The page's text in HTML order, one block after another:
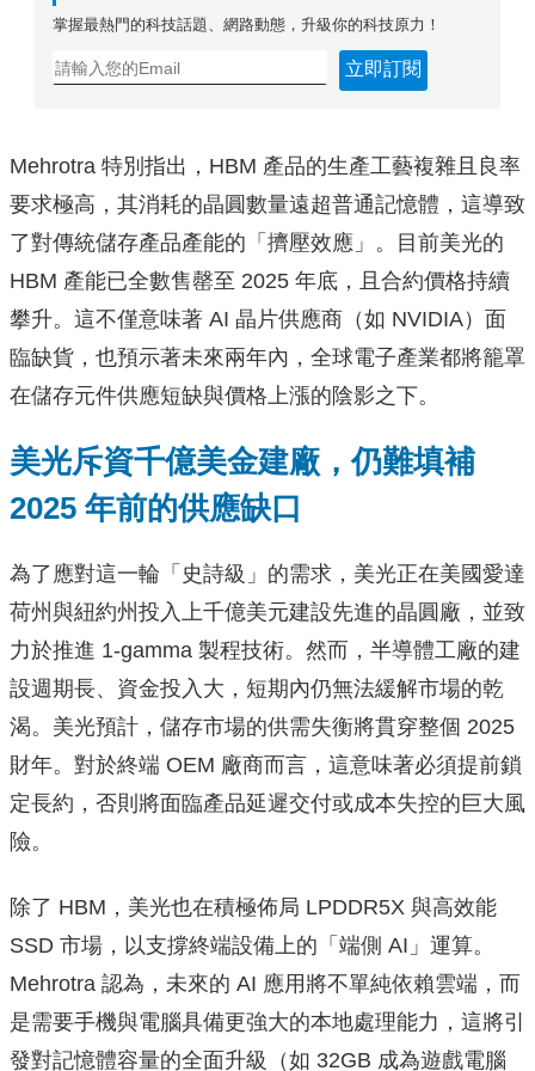
掌握最熱門的科技話題、網路動態，升級你的科技原力！
立即訂閱
Mehrotra 特別指出，HBM 產品的生產工藝複雜且良率
要求極高，其消耗的晶圓數量遠超普通記憶體，這導致
了對傳統儲存產品產能的「擠壓效應」。目前美光的
HBM 產能已全數售罄至 2025 年底，且合約價格持續
攀升。這不僅意味著 AI 晶片供應商（如 NVIDIA）面
臨缺貨，也預示著未來兩年內，全球電子產業都將籠罩
在儲存元件供應短缺與價格上漲的陰影之下。
美光斥資千億美金建廠，仍難填補
2025 年前的供應缺口
為了應對這一輪「史詩級」的需求，美光正在美國愛達
荷州與紐約州投入上千億美元建設先進的晶圓廠，並致
力於推進 1-gamma 製程技術。然而，半導體工廠的建
設週期長、資金投入大，短期內仍無法緩解市場的乾
渴。美光預計，儲存市場的供需失衡將貫穿整個 2025
財年。對於終端 OEM 廠商而言，這意味著必須提前鎖
定長約，否則將面臨產品延遲交付或成本失控的巨大風
險。
除了 HBM，美光也在積極佈局 LPDDR5X 與高效能
SSD 市場，以支撐終端設備上的「端側 AI」運算。
Mehrotra 認為，未來的 AI 應用將不單純依賴雲端，而
是需要手機與電腦具備更強大的本地處理能力，這將引
發對記憶體容量的全面升級（如 32GB 成為遊戲電腦